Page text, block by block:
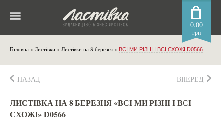
0.00
грн
Головна > Листівки > Листівки на 8 березня > ВСІ МИ РІЗНІ І ВСІ СХОЖІ D0566
НАЗАД ВПЕРЕД
ЛИСТІВКА НА 8 БЕРЕЗНЯ «ВСІ МИ РІЗНІ І ВСІ
СХОЖІ» D0566